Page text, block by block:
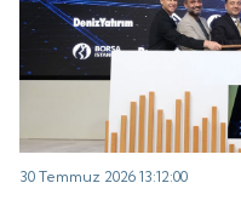
30 Temmuz 2026 13:12:00